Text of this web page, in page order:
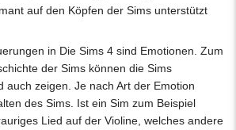
auf den Köpfen der Sims unterstützt
in Die Sims 4 sind Emotionen. Zum
der Sims können die Sims
auch zeigen. Je nach Art der Emotion
des Sims. Ist ein Sim zum Beispiel
Lied auf der Violine, welches andere